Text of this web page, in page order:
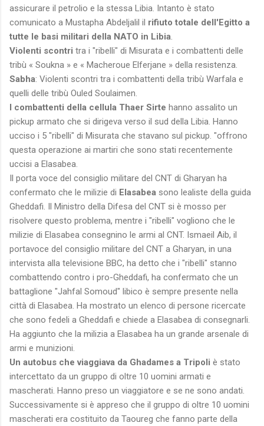
assicurare il petrolio e la stessa Libia. Intanto è stato
comunicato a Mustapha Abdeljalil il rifiuto totale dell'Egitto a
tutte le basi militari della NATO in Libia
Violenti scontri tra i "ribelli" di Misurata e i combattenti delle
tribù « Soukna » e « Macheroue Elferjane » della resistenza.
Sabha: Violenti scontri tra i combattenti della tribù Warfala e
quelli delle tribù Ouled Soulaimen.
I combattenti della cellula Thaer Sirte hanno assalito un
pickup armato che si dirigeva verso il sud della Libia. Hanno
ucciso i 5 "ribelli" di Misurata che stavano sul pickup. "offrono
questa operazione ai martiri che sono stati recentemente
uccisi a Elasabea.
Il porta voce del consiglio militare del CNT di Gharyan ha
confermato che le milizie di Elasabea sono lealiste della guida
Gheddafi. Il Ministro della Difesa del CNT si è mosso per
risolvere questo problema, mentre i "ribelli" vogliono che le
milizie di Elasabea consegnino le armi al CNT. Ismaeil Aib, il
portavoce del consiglio militare del CNT a Gharyan, in una
intervista alla televisione BBC, ha detto che i "ribelli" stanno
combattendo contro i pro-Gheddafi, ha confermato che un
battaglione "Jahfal Somoud" libico è sempre presente nella
città di Elasabea. Ha mostrato un elenco di persone ricercate
che sono fedeli a Gheddafi e chiede a Elasabea di consegnarli.
Ha aggiunto che la milizia a Elasabea ha un grande arsenale di
armi e munizioni.
Un autobus che viaggiava da Ghadames a Tripoli è stato
intercettato da un gruppo di oltre 10 uomini armati e
mascherati. Hanno preso un viaggiatore e se ne sono andati.
Successivamente si è appreso che il gruppo di oltre 10 uomini
mascherati era costituito da Taoureg che fanno parte della